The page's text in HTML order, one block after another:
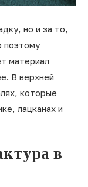
но и за то,
поэтому
материал
В верхней
которые
лацканах и
в